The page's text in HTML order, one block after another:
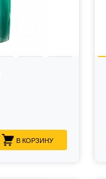
В КОРЗИНУ